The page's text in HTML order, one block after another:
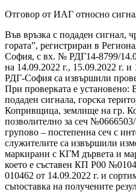
Отговор от ИАГ относно
Във връзка с подаден сигнал,
гората”, регистриран в
София, с вх. № РДГ14-8799/
на 14.09.2022 г., 15.09.2022 г.
РДГ-София са извършили
При проверката е установено:
подаден сигнала, горска
Копривщица, землище на гр.
позволително за сеч
групово – постепенна сеч с
служителите са извършили
маркирани с КГМ дървета и
което е съставен КП Р00
010462 от 14.09.2022 г. и
съпоставка на получените